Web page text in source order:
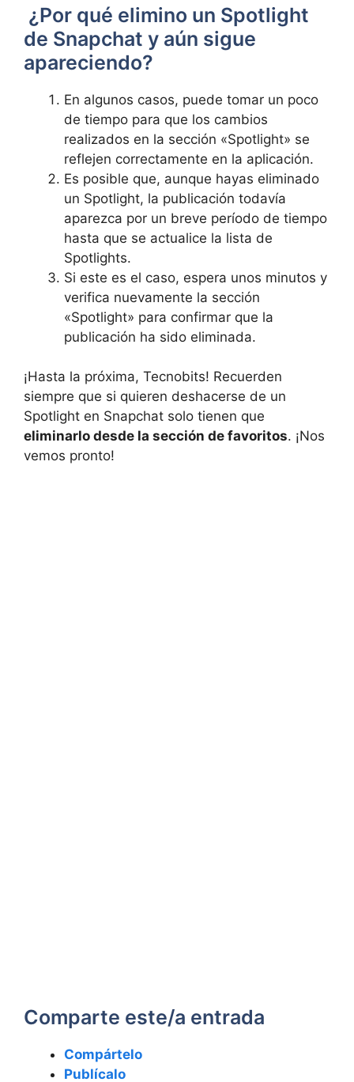
‍ ¿Por qué elimino un Spotlight⁣
de Snapchat‌ y ‍aún sigue‍
apareciendo?
En algunos casos, puede tomar un poco
de tiempo para⁤ que los cambios
⁣realizados‍ en la sección «Spotlight» se
reflejen correctamente en ​la aplicación. ⁤
Es posible que, aunque hayas eliminado
un‌ Spotlight, la publicación ​todavía
aparezca ‍por un ‍breve período de tiempo
hasta que se actualice la lista ​de​
Spotlights.
Si este es el‌ caso, espera unos ​minutos y‍
verifica nuevamente la sección
«Spotlight» para confirmar que la
publicación ha ​sido eliminada.
¡Hasta la próxima, Tecnobits! Recuerden⁤
siempre que si‍ quieren deshacerse de un​
Spotlight en Snapchat solo ​tienen ‍que
eliminarlo desde ​la sección de favoritos. ¡Nos
⁤vemos pronto!
Comparte este/a entrada
Compártelo
Publícalo